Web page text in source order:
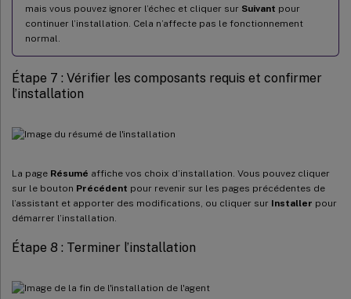
mais vous pouvez ignorer l’échec et cliquer sur Suivant pour
continuer l’installation. Cela n’affecte pas le fonctionnement
normal.
Étape 7 : Vérifier les composants requis et confirmer
l’installation
La page Résumé affiche vos choix d’installation. Vous pouvez cliquer
sur le bouton Précédent pour revenir sur les pages précédentes de
l’assistant et apporter des modifications, ou cliquer sur Installer pour
démarrer l’installation.
Étape 8 : Terminer l’installation